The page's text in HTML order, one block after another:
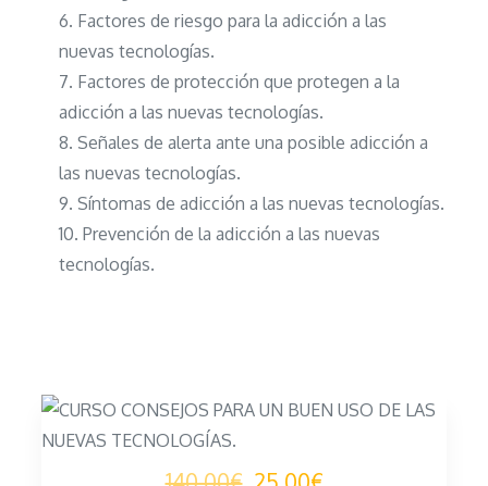
Factores de riesgo para la adicción a las
nuevas tecnologías.
Factores de protección que protegen a la
adicción a las nuevas tecnologías.
Señales de alerta ante una posible adicción a
las nuevas tecnologías.
Síntomas de adicción a las nuevas tecnologías.
Prevención de la adicción a las nuevas
tecnologías.